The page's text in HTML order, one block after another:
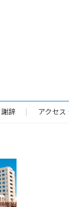
謝辞 アクセス